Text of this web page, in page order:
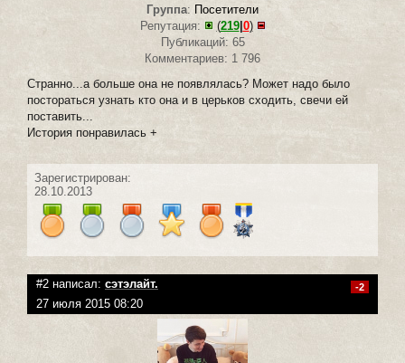
Группа: Посетители
Репутация:
(219| 0)
Публикаций: 65
Комментариев: 1 796
Странно...а больше она не появлялась? Может надо было
постораться узнать кто она и в церьков сходить, свечи ей
поставить...
История понравилась +
Зарегистрирован:
28.10.2013
#2 написал: сэтэлайт. -2
27 июля 2015 08:20